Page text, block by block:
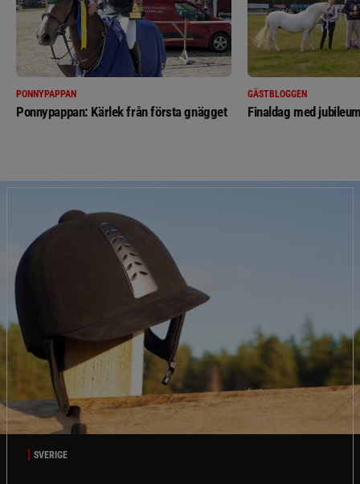
PONNYPAPPAN
Ponnypappan: Kärlek från första gnägget
GÄSTBLOGGEN
Finaldag med
SVERIGE